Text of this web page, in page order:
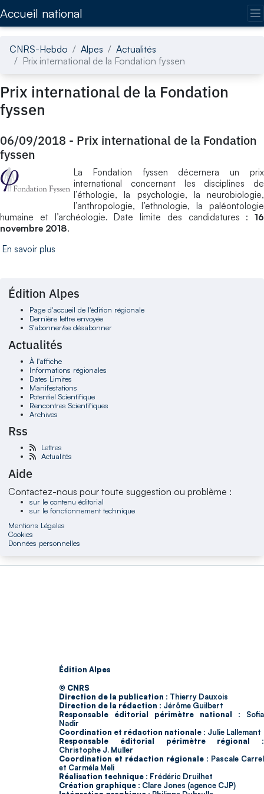
Accueil national
CNRS-Hebdo Alpes
Actualités
Prix international de la Fondation fyssen
Prix international de la Fondation
fyssen
06/09/2018 - Prix international de la Fondation
fyssen
La Fondation fyssen décernera un prix
international concernant les disciplines de
l’éthologie, la psychologie, la neurobiologie,
l’anthropologie, l’ethnologie, la paléontologie
humaine et l’archéologie. Date limite des candidatures : 16
novembre 2018.
En savoir plus
Édition Alpes
Page d'accueil de l'édition régionale
Dernière lettre envoyée
S'abonner/se désabonner
Actualités
À l'affiche
Informations régionales
Dates Limites
Manifestations
Potentiel Scientifique
Rencontres Scientifiques
Archives
Rss
Lettres
Actualités
Aide
Contactez-nous pour toute suggestion ou problème :
sur le contenu éditorial
sur le fonctionnement technique
Mentions Légales
Cookies
Données personnelles
Édition Alpes
© CNRS
Direction de la publication : Thierry Dauxois
Direction de la rédaction : Jérôme Guilbert
Responsable éditorial périmètre national : Sofia
Nadir
Coordination et rédaction nationale : Julie Lallemant
Responsable éditorial périmètre régional :
Christophe J. Muller
Coordination et rédaction régionale : Pascale Carrel
et Carméla Meli
Réalisation technique : Frédéric Druilhet
Création graphique : Clare Jones (agence CJP)